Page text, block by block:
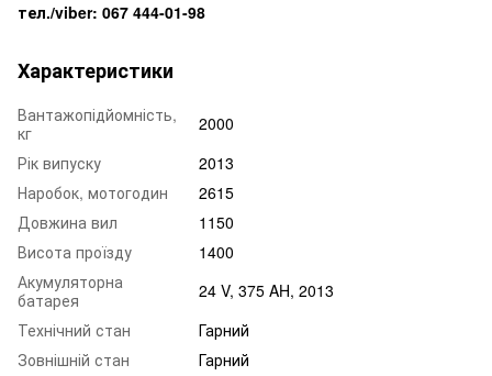
тел./viber: 067 444-01-98
Характеристики
Вантажопідйомність,
кг
2000
Рік випуску
2013
Наробок, мотогодин
2615
Довжина вил
1150
Висота проїзду
1400
Акумуляторна
батарея
24 V, 375 AH, 2013
Технічний стан
Гарний
Зовнішній стан
Гарний